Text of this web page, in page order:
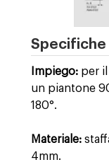
Specifiche
Impiego: per
un piantone
180°.
Materiale:
4mm.